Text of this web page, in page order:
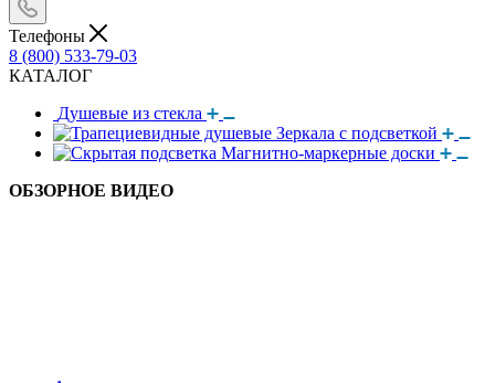
Телефоны
8 (800) 533-79-03
КАТАЛОГ
Душевые из стекла
Зеркала с подсветкой
Магнитно-маркерные доски
ОБЗОРНОЕ ВИДЕО